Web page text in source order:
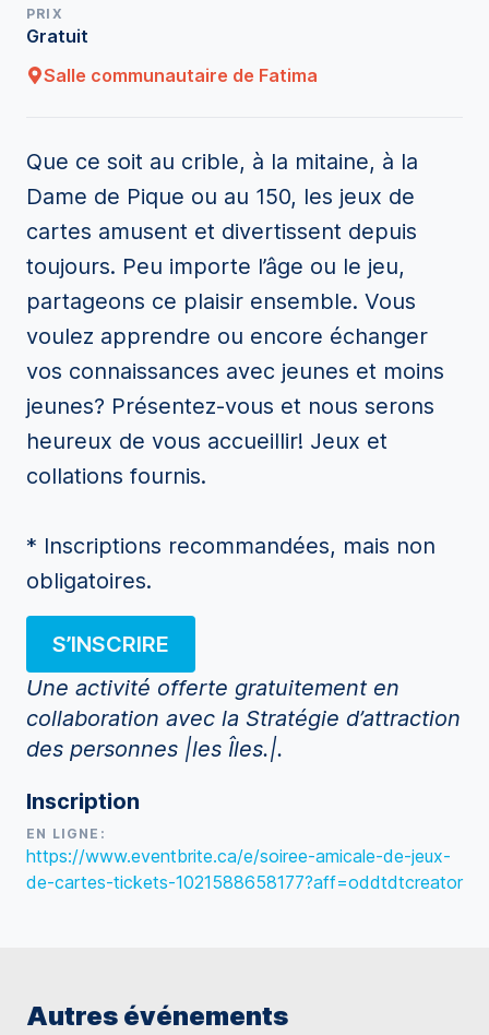
PRIX
Gratuit
Salle communautaire de Fatima
Que ce soit au crible, à la mitaine, à la
Dame de Pique ou au 150, les jeux de
cartes amusent et divertissent depuis
toujours. Peu importe l’âge ou le jeu,
partageons ce plaisir ensemble. Vous
voulez apprendre ou encore échanger
vos connaissances avec jeunes et moins
jeunes? Présentez-vous et nous serons
heureux de vous accueillir! Jeux et
collations fournis.
* Inscriptions recommandées, mais non
obligatoires.
S’INSCRIRE
Une activité offerte gratuitement en
collaboration avec la Stratégie d’attraction
des personnes |les Îles.|.
Inscription
EN LIGNE:
https://www.eventbrite.ca/e/soiree-amicale-de-jeux-
de-cartes-tickets-1021588658177?aff=oddtdtcreator
Autres événements